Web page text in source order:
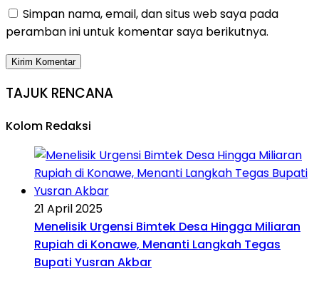
Simpan nama, email, dan situs web saya pada
peramban ini untuk komentar saya berikutnya.
TAJUK RENCANA
Kolom Redaksi
21 April 2025
Menelisik Urgensi Bimtek Desa Hingga Miliaran
Rupiah di Konawe, Menanti Langkah Tegas
Bupati Yusran Akbar